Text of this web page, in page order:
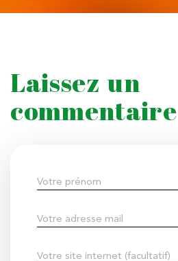
Laissez un
commentaire